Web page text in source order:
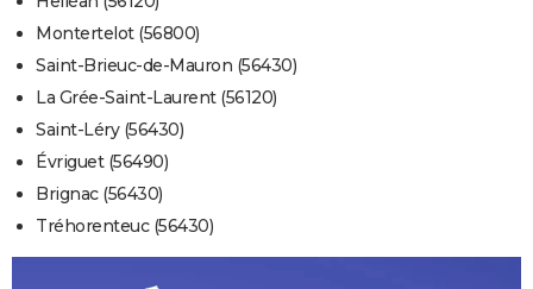
Montertelot (56800)
Saint-Brieuc-de-Mauron (56430)
La Grée-Saint-Laurent (56120)
Saint-Léry (56430)
Évriguet (56490)
Brignac (56430)
Tréhorenteuc (56430)